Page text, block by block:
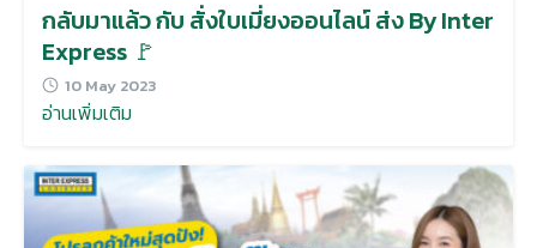
กลับมาแล้ว กับ สั่งใบเมี่ยงออนไลน์ ส่ง By Inter
Express 🚩
10 May 2023
อ่านเพิ่มเติม